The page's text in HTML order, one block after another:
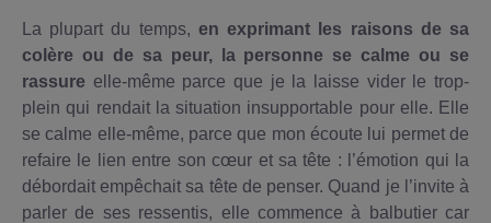
La plupart du temps, en exprimant les raisons de sa
colère ou de sa peur, la personne se calme ou se
rassure elle-même parce que je la laisse vider le trop-
plein qui rendait la situation insupportable pour elle. Elle
se calme elle-même, parce que mon écoute lui permet de
refaire le lien entre son cœur et sa tête : l’émotion qui la
débordait empêchait sa tête de penser. Quand je l’invite à
parler de ses ressentis, elle commence à balbutier car